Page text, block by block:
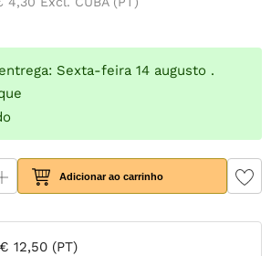
Sexta-feira 14 augusto .
Adicionar ao carrinho
€ 12,50 (PT)